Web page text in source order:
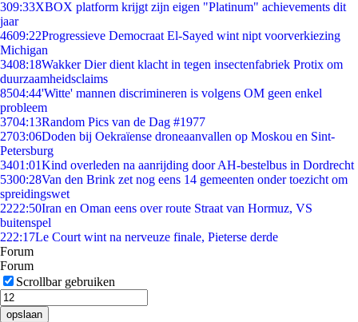
309:33XBOX platform krijgt zijn eigen "Platinum" achievements dit
jaar
4609:22Progressieve Democraat El-Sayed wint nipt voorverkiezing
Michigan
3408:18Wakker Dier dient klacht in tegen insectenfabriek Protix om
duurzaamheidsclaims
8504:44'Witte' mannen discrimineren is volgens OM geen enkel
probleem
3704:13Random Pics van de Dag #1977
2703:06Doden bij Oekraïense droneaanvallen op Moskou en Sint-
Petersburg
3401:01Kind overleden na aanrijding door AH-bestelbus in Dordrecht
5300:28Van den Brink zet nog eens 14 gemeenten onder toezicht om
spreidingswet
2222:50Iran en Oman eens over route Straat van Hormuz, VS
buitenspel
222:17Le Court wint na nerveuze finale, Pieterse derde
Forum
Forum
Scrollbar gebruiken
opslaan